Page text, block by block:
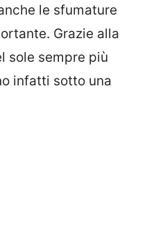
le sfumature
Grazie alla
sole sempre più
infatti sotto una